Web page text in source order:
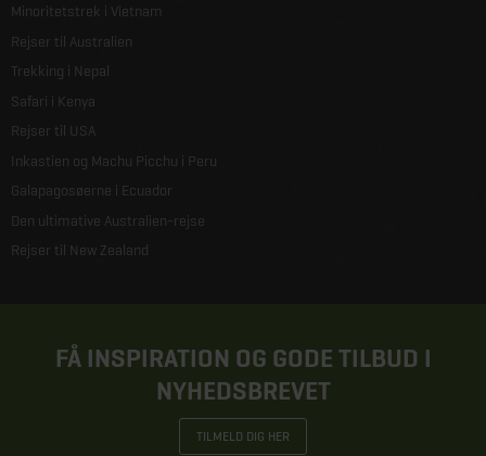
Minoritetstrek i Vietnam
Rejser til Australien
Trekking i Nepal
Safari i Kenya
Rejser til USA
Inkastien og Machu Picchu i Peru
Galapagosøerne i Ecuador
Den ultimative Australien-rejse
Rejser til New Zealand
FÅ INSPIRATION OG GODE TILBUD I
NYHEDSBREVET
TILMELD DIG HER